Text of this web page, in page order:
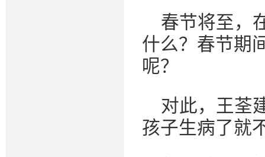
春节将至，
什么？春节期
呢？
对此，王荃
孩子生病了就